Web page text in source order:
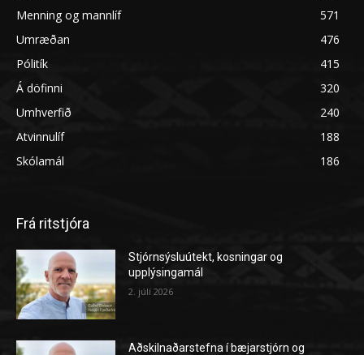
Menning og mannlíf
571
Umræðan
476
Pólitík
415
Á döfinni
320
Umhverfið
240
Atvinnulíf
188
Skólamál
186
Frá ritstjóra
Stjórnsýsluútekt, kosningar og
upplýsingamál
2. júlí 2026
Aðskilnaðarstefna í bæjarstjórn og